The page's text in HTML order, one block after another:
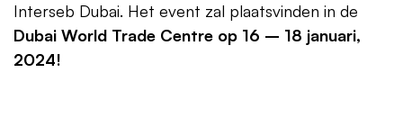
Interseb Dubai. Het event zal plaatsvinden in de
Dubai World Trade Centre op 16 – 18 januari,
2024!